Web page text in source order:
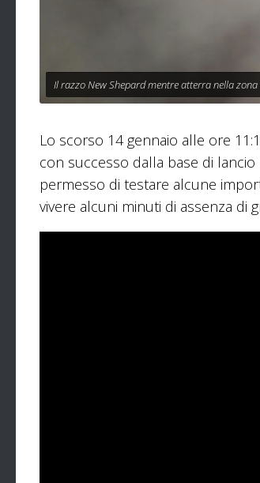
Il razzo New Shepard mentre atterra nella
Lo scorso 14 gennaio alle ore
con successo dalla base di lancio
permesso di testare alcune
vivere alcuni minuti di assenza di